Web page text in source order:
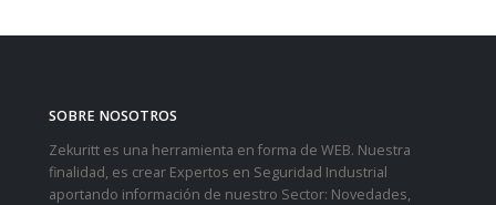
SOBRE NOSOTROS
Zekuritt es una herramienta en forma de WEB. Nuestra
finalidad, es crear Expertos en Seguridad Industrial
aportando información de nuestro Sector: Novedades,